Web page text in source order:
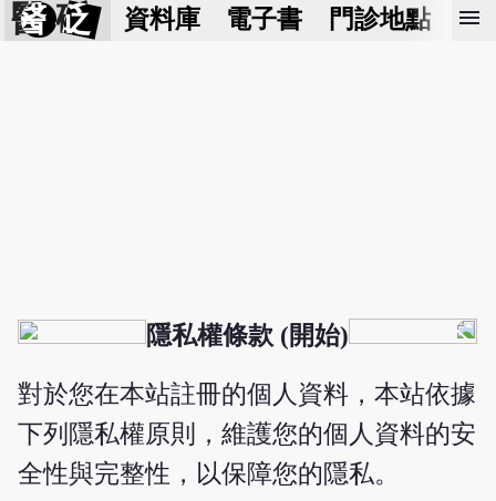
醫 砭 資料庫 電子書 門診地點 預
menu
隱私權條款 (開始)
對於您在本站註冊的個人資料，本站依據
下列隱私權原則，維護您的個人資料的安
全性與完整性，以保障您的隱私。